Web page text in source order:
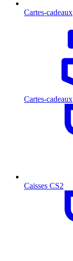
Cartes-cadeaux
Cartes-cadeaux
Caisses CS2